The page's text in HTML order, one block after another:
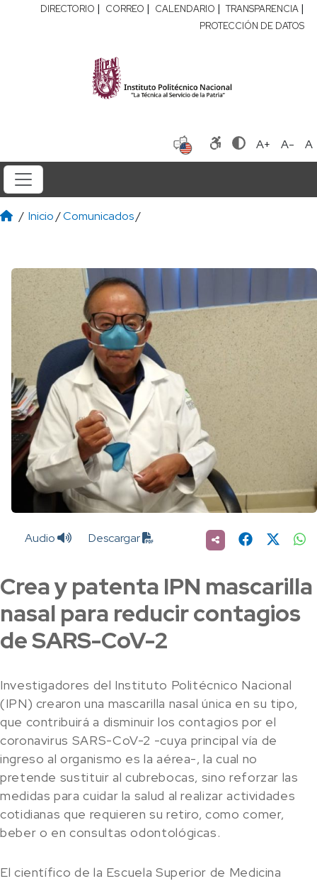
DIRECTORIO | CORREO | CALENDARIO | TRANSPARENCIA |
PROTECCIÓN DE DATOS
A+ A- A
/ Inicio/Comunicados/
Audio Descargar
Crea y patenta IPN mascarilla
nasal para reducir contagios
de SARS-CoV-2
Investigadores del Instituto Politécnico Nacional
(IPN) crearon una mascarilla nasal única en su tipo,
que contribuirá a disminuir los contagios por el
coronavirus SARS-CoV-2 -cuya principal vía de
ingreso al organismo es la aérea-, la cual no
pretende sustituir al cubrebocas, sino reforzar las
medidas para cuidar la salud al realizar actividades
cotidianas que requieren su retiro, como comer,
beber o en consultas odontológicas.
El científico de la Escuela Superior de Medicina